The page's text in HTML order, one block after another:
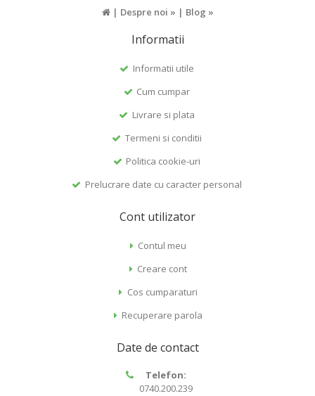
| Despre noi » | Blog »
Informatii
Informatii utile
Cum cumpar
Livrare si plata
Termeni si conditii
Politica cookie-uri
Prelucrare date cu caracter personal
Cont utilizator
Contul meu
Creare cont
Cos cumparaturi
Recuperare parola
Date de contact
Telefon:
0740.200.239